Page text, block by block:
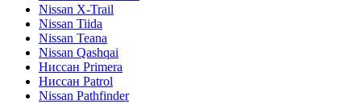
Nissan X-Trail
Nissan Tiida
Nissan Teana
Nissan Qashqai
Ниссан Primera
Ниссан Patrol
Nissan Pathfinder